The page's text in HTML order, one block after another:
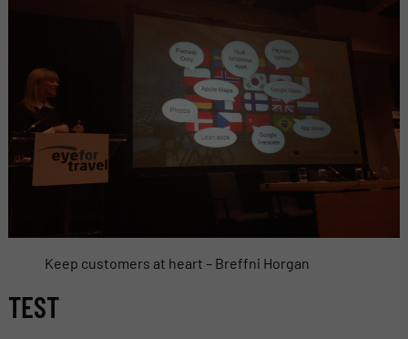
Keep customers at heart – Breffni Horgan
TEST